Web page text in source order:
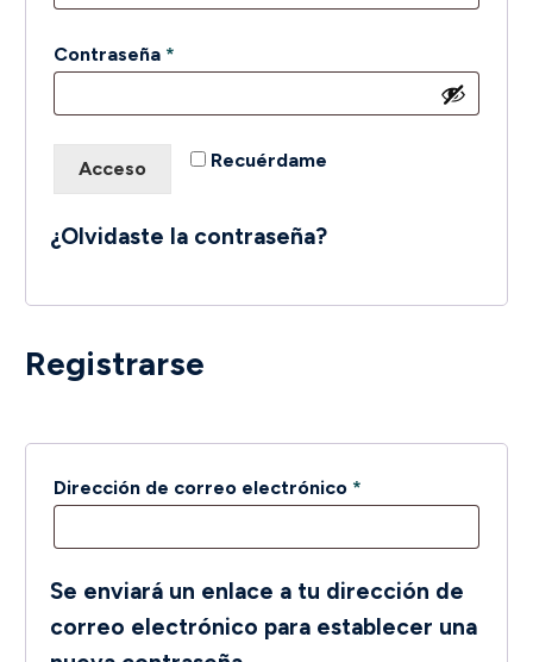
Contraseña *
Recuérdame
Acceso
¿Olvidaste la contraseña?
Registrarse
Dirección de correo electrónico *
Se enviará un enlace a tu dirección de
correo electrónico para establecer una